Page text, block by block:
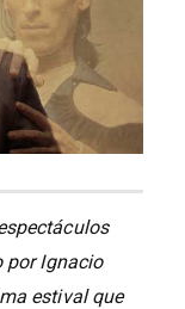
por Ignacio
estival que